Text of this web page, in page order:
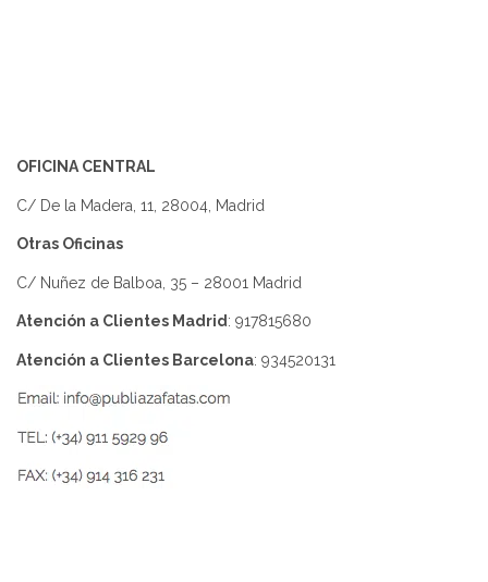
OFICINA CENTRAL
C/ De la Madera, 11, 28004, Madrid
Otras Oficinas
C/ Nuñez de Balboa, 35 – 28001 Madrid
Atención a Clientes Madrid : 917815680
Atención a Clientes Barcelona: 934520131